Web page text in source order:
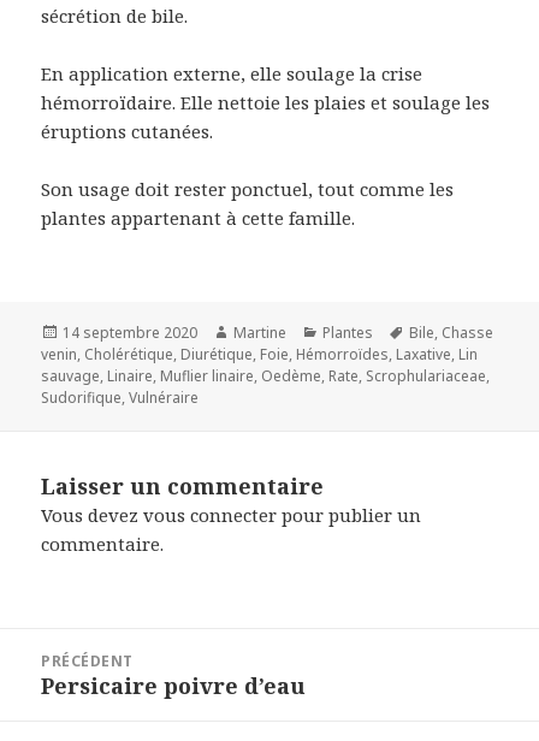
sécrétion de bile.
En application externe, elle soulage la crise
hémorroïdaire. Elle nettoie les plaies et soulage les
éruptions cutanées.
Son usage doit rester ponctuel, tout comme les
plantes appartenant à cette famille.
Publié
le
14 septembre 2020 Auteur
Martine Catégories
Plantes
Mots-
clés
Bile, Chasse
venin, Cholérétique, Diurétique, Foie, Hémorroïdes, Laxative, Lin
sauvage, Linaire, Muflier linaire, Oedème, Rate, Scrophulariaceae,
Sudorifique,Vulnéraire
Laisser un commentaire
Vous devezvous connecter pour publier un
commentaire.
l’article
PRÉCÉDENT
Article
Persicaire poivre d’eau